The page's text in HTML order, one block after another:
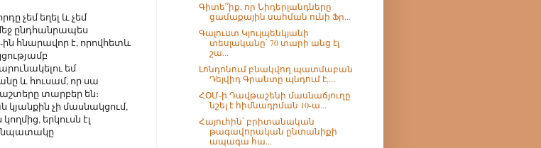
չեմ եղել և չեմ
ընդհանրապես
ին հնարավոր է, որովհետև
եմ
և հուսամ, որ սա
տարբեր են։
չի մասնակցում,
երկուսն էլ
նպատակը
Գիտե՞իք, որ Նիդերլանդները
ցամաքային սահման ունի Ֆր...
Գալուստ Կյուլպենկյանի
տեսլականը՝ 70 տարի անց էլ
շա...
Լոնդոնում բնակվող պատմաբան
Դեյվիդ Գրանտը պնդում է,...
ՀՕՄ-ի Դավթաշենի մասնաճյուղը
նշել է հիմնադրման 10-ա...
Հայուհին՝ բրիտանական
թագավորական ընտանիքի
ապագա հա...